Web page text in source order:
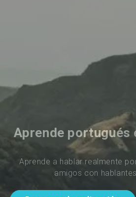
Aprende portugués
Aprende a hablar realmente
amigos con